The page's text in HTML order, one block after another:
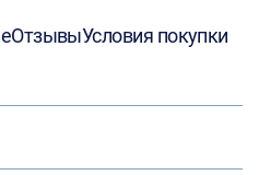
ОтзывыУсловия покупки